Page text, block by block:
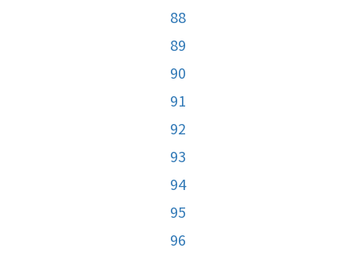
88
89
90
91
92
93
94
95
96